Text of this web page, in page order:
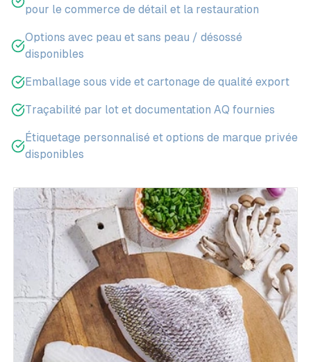
pour le commerce de détail et la restauration
Options avec peau et sans peau / désossé
disponibles
Emballage sous vide et cartonage de qualité export
Traçabilité par lot et documentation AQ fournies
Étiquetage personnalisé et options de marque privée
disponibles